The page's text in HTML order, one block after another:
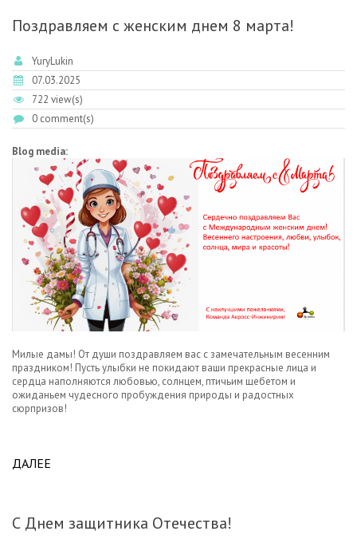
Поздравляем с женским днем 8 марта!
YuryLukin
07.03.2025
722 view(s)
0 comment(s)
Blog media:
Милые дамы! От души поздравляем вас с замечательным весенним
праздником! Пусть улыбки не покидают ваши прекрасные лица и
сердца наполняются любовью, солнцем, птичьим щебетом и
ожиданьем чудесного пробуждения природы и радостных
сюрпризов!
ДАЛЕЕ
С Днем защитника Отечества!